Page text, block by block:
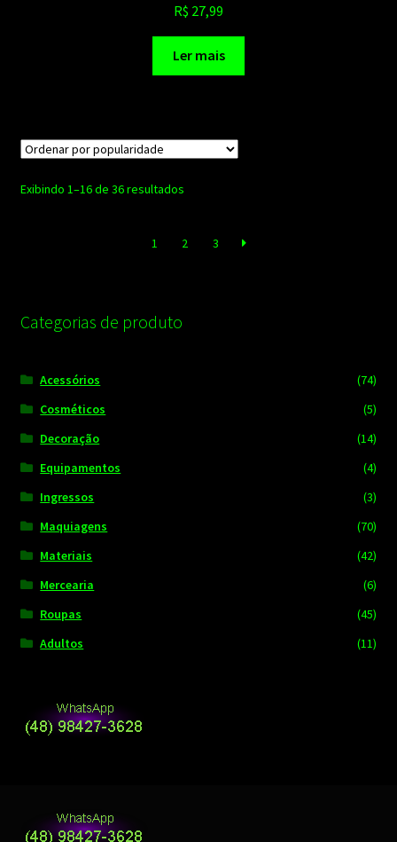
R$ 27,99
Ler mais
Exibindo 1–16 de 36 resultadosClassificado
1
2 3
Categorias de produto
Acessórios
(74)
Cosméticos
(5)
Decoração
(14)
Equipamentos
(4)
Ingressos
(3)
Maquiagens
(70)
Materiais
(42)
Mercearia
(6)
Roupas
(45)
Adultos
(11)